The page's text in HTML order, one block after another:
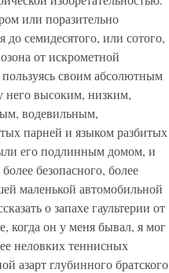
или поразительно
семидесятого, или сотого,
от искрометной
пользуясь своим абсолютным
него высоким, низким,
водевильным,
парней и языком разбитых
его подлинным домом, и
безопасного, более
маленькой автомобильной
о запахе гаультерии от
когда он у меня бывал, я мог
неловких теннисных
азарт глубинного братского